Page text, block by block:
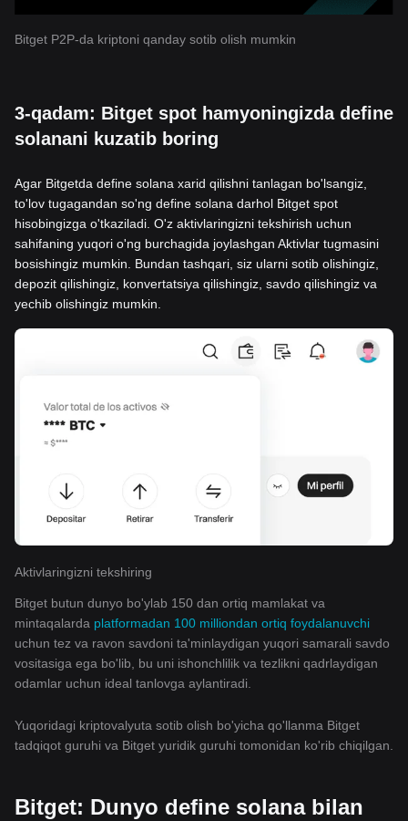
Bitget P2P-da kriptoni qanday sotib olish mumkin
3-qadam: Bitget spot hamyoningizda define
solanani kuzatib boring
Agar Bitgetda define solana xarid qilishni tanlagan bo'lsangiz,
to'lov tugagandan so'ng define solana darhol Bitget spot
hisobingizga o'tkaziladi. O'z aktivlaringizni tekshirish uchun
sahifaning yuqori o'ng burchagida joylashgan Aktivlar tugmasini
bosishingiz mumkin. Bundan tashqari, siz ularni sotib olishingiz,
depozit qilishingiz, konvertatsiya qilishingiz, savdo qilishingiz va
yechib olishingiz mumkin.
Aktivlaringizni tekshiring
Bitget butun dunyo bo'ylab 150 dan ortiq mamlakat va
mintaqalarda platformadan 100 milliondan ortiq foydalanuvchi
uchun tez va ravon savdoni ta'minlaydigan yuqori samarali savdo
vositasiga ega bo'lib, bu uni ishonchlilik va tezlikni qadrlaydigan
odamlar uchun ideal tanlovga aylantiradi.
Yuqoridagi kriptovalyuta sotib olish bo'yicha qo'llanma Bitget
tadqiqot guruhi va Bitget yuridik guruhi tomonidan ko'rib chiqilgan.
Bitget: Dunyo define solana bilan